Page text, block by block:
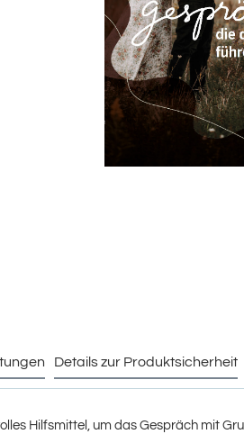
Details zur Produktsicherheit
Hilfsmittel, um das Gespräch mit